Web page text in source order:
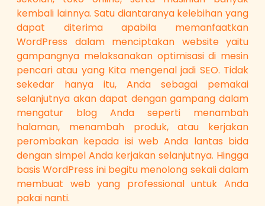
kembali lainnya. Satu diantaranya kelebihan yang
dapat diterima apabila memanfaatkan
WordPress dalam menciptakan website yaitu
gampangnya melaksanakan optimisasi di mesin
pencari atau yang Kita mengenal jadi SEO. Tidak
sekedar hanya itu, Anda sebagai pemakai
selanjutnya akan dapat dengan gampang dalam
mengatur blog Anda seperti menambah
halaman, menambah produk, atau kerjakan
perombakan kepada isi web Anda lantas bida
dengan simpel Anda kerjakan selanjutnya. Hingga
basis WordPress ini begitu menolong sekali dalam
membuat web yang professional untuk Anda
pakai nanti.